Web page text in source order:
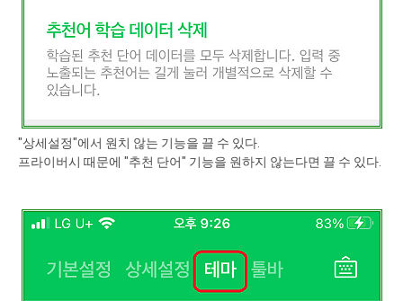
"상세설정"에서 원치 않는 기능을 끌 수 있다.
프라이버시 때문에 "추천 단어" 기능을 원하지 않는다면 끌 수 있다.